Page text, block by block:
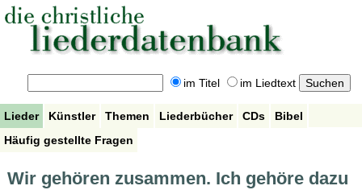
im Titel im Liedtext
Lieder Künstler Themen Liederbücher CDs
Bibel
Häufig gestellte Fragen
Wir gehören zusammen. Ich gehöre dazu